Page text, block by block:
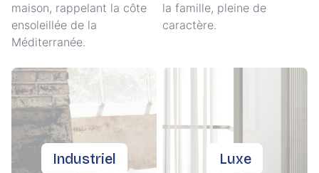
maison, rappelant la côte
ensoleillée de la
Méditerranée.
la famille, pleine de
caractère.
Industriel Luxe